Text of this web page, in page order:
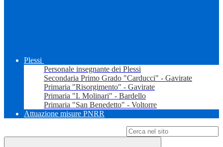
Plessi
Personale insegnante dei Plessi
Secondaria Primo Grado "Carducci" - Gavirate
Primaria "Risorgimento" - Gavirate
Primaria "I. Molinari" - Bardello
Primaria "San Benedetto" - Voltorre
Attuazione misure PNRR